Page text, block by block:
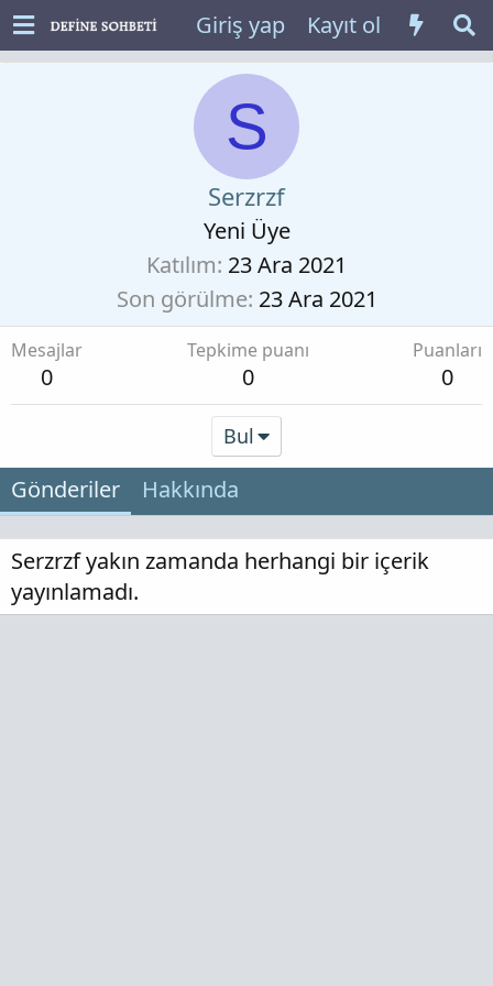
Giriş yap Kayıt ol
S
Serzrzf
Yeni Üye
Katılım 23 Ara 2021
Son görülme 23 Ara 2021
Mesajlar
0
Tepkime puanı
0
Puanları
0
Bul
Gönderiler Hakkında
Serzrzf yakın zamanda herhangi bir içerik
yayınlamadı.